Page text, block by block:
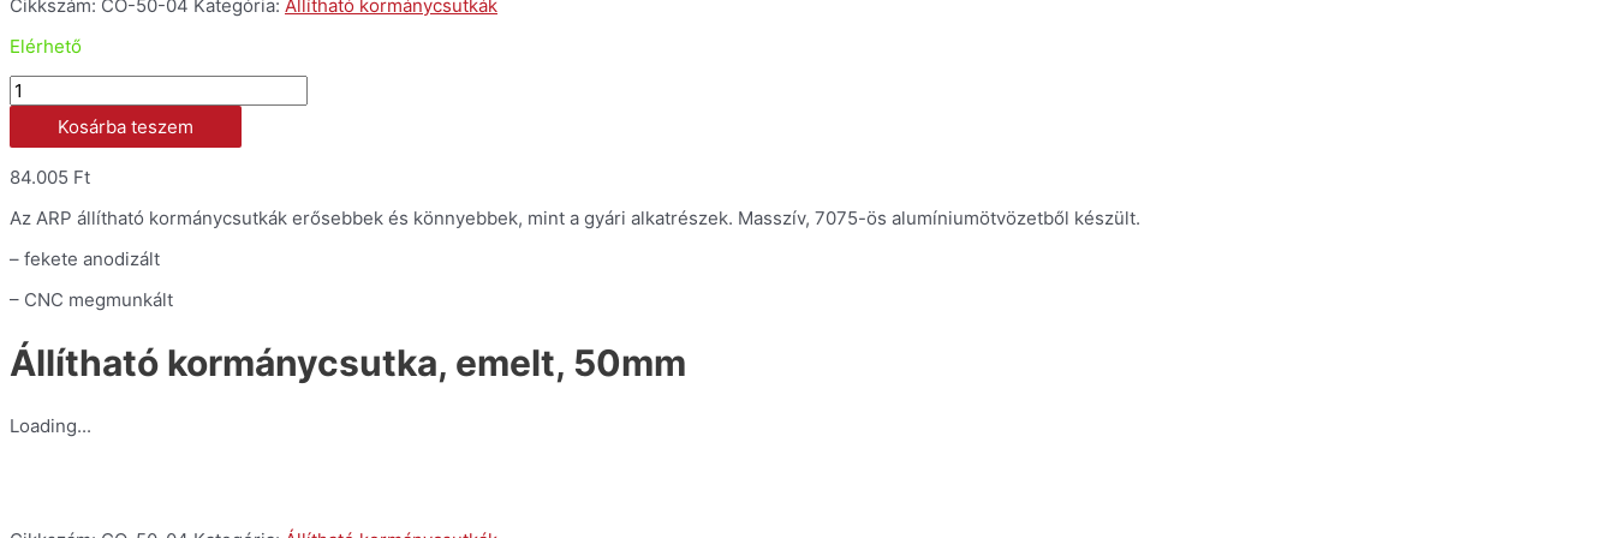
Cikkszám: CO-50-04 Kategória: Állítható kormánycsutkák
Elérhető
Állítható
kormánycsutka,
emelt,
50mm
mennyiség
Kosárba teszem
84.005 Ft
Az ARP állítható kormánycsutkák erősebbek és könnyebbek, mint a gyári alkatrészek. Masszív, 7075-ös alumíniumötvözetből készült.
– fekete anodizált
– CNC megmunkált
Állítható kormánycsutka, emelt, 50mm
Loading...